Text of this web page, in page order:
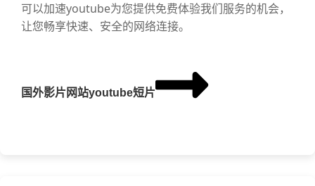
可以加速youtube为您提供免费体验我们服务的机会，
让您畅享快速、安全的网络连接。
国外影片网站youtube短片